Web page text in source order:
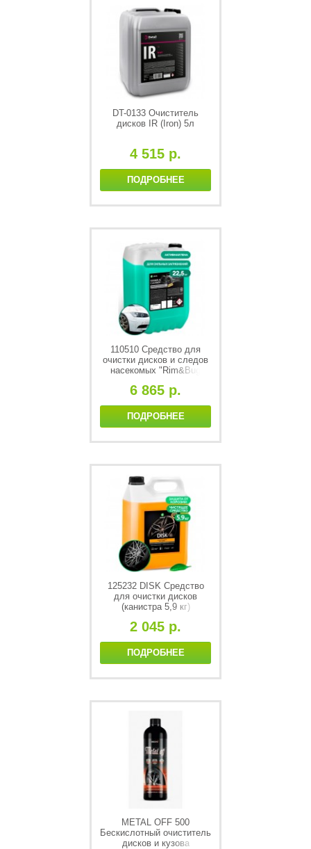
DT-0133 Очиститель
дисков IR (Iron) 5л
4 515 р.
ПОДРОБНЕЕ
110510 Средство для
очистки дисков и следов
насекомых "Rim&Bug
6 865 р.
ПОДРОБНЕЕ
125232 DISK Средство
для очистки дисков
(канистра 5,9 кг)
2 045 р.
ПОДРОБНЕЕ
METAL OFF 500
Бескислотный очиститель
дисков и кузова